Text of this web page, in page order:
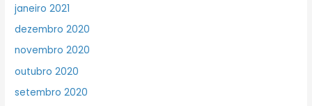
janeiro 2021
dezembro 2020
novembro 2020
outubro 2020
setembro 2020